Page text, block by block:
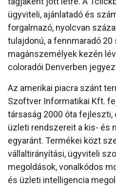
ügyviteli, ajánlatadó és
forgalmazó, nyolcvan
tulajdonú, a fennmaradó
magánszemélyek kezén
coloradói Denverben
Az amerikai piacra szánt
Szoftver Informatikai Kft.
társaság 2000 óta
üzleti rendszereit a kis- és
egyaránt. Termékei közt
vállaltirányítási, ügyviteli
megoldások, vonalkódos
és üzleti intelligencia